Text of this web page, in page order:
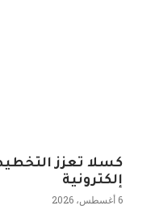
كسلا تعزز
إلكترونية
6 أغسطس، 2026